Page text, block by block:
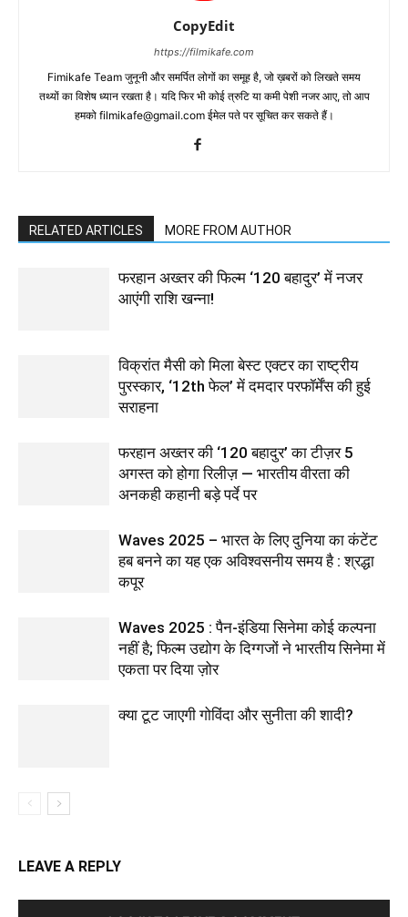
CopyEdit
https://filmikafe.com
Fimikafe Team जुनूनी और समर्पित लोगों का समूह है, जो ख़बरों को लिखते समय
तथ्‍यों का विशेष ध्‍यान रखता है। यदि फिर भी कोई त्रुटि या कमी पेशी नजर आए, तो आप
हमको filmikafe@gmail.com ईमेल पते पर सूचित कर सकते हैं।
RELATED ARTICLES MORE FROM AUTHOR
फरहान अख्तर की फिल्म ‘120 बहादुर’ में नजर
आएंगी राशि खन्ना!
विक्रांत मैसी को मिला बेस्ट एक्टर का राष्ट्रीय
पुरस्कार, ‘12th फेल’ में दमदार परफॉर्मेंस की हुई
सराहना
फरहान अख्तर की ‘120 बहादुर’ का टीज़र 5
अगस्त को होगा रिलीज़ — भारतीय वीरता की
अनकही कहानी बड़े पर्दे पर
Waves 2025 – भारत के लिए दुनिया का कंटेंट
हब बनने का यह एक अविश्वसनीय समय है : श्रद्धा
कपूर
Waves 2025 : पैन-इंडिया सिनेमा कोई कल्पना
नहीं है; फिल्म उद्योग के दिग्गजों ने भारतीय सिनेमा में
एकता पर दिया ज़ोर
क्या टूट जाएगी गोविंदा और सुनीता की शादी?
LEAVE A REPLY